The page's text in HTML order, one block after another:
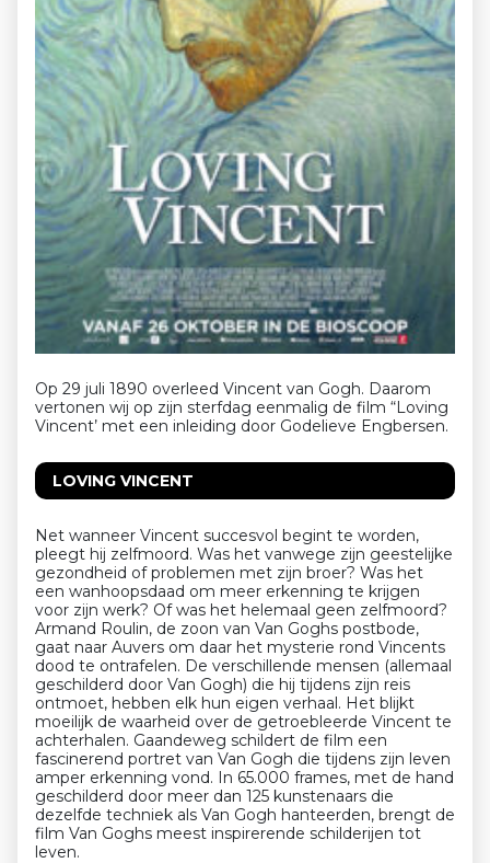
Op 29 juli 1890 overleed Vincent van Gogh. Daarom
vertonen wij op zijn sterfdag eenmalig de film “Loving
Vincent’ met een inleiding door Godelieve Engbersen.
LOVING VINCENT
Net wanneer Vincent succesvol begint te worden,
pleegt hij zelfmoord. Was het vanwege zijn geestelijke
gezondheid of problemen met zijn broer? Was het
een wanhoopsdaad om meer erkenning te krijgen
voor zijn werk? Of was het helemaal geen zelfmoord?
Armand Roulin, de zoon van Van Goghs postbode,
gaat naar Auvers om daar het mysterie rond Vincents
dood te ontrafelen. De verschillende mensen (allemaal
geschilderd door Van Gogh) die hij tijdens zijn reis
ontmoet, hebben elk hun eigen verhaal. Het blijkt
moeilijk de waarheid over de getroebleerde Vincent te
achterhalen. Gaandeweg schildert de film een
fascinerend portret van Van Gogh die tijdens zijn leven
amper erkenning vond. In 65.000 frames, met de hand
geschilderd door meer dan 125 kunstenaars die
dezelfde techniek als Van Gogh hanteerden, brengt de
film Van Goghs meest inspirerende schilderijen tot
leven.